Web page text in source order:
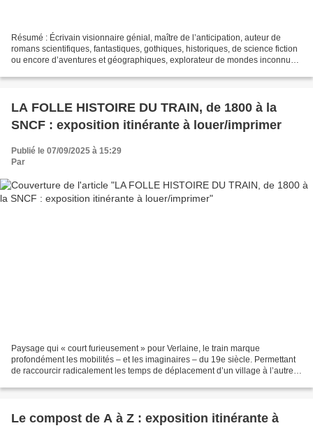
Résumé : Écrivain visionnaire génial, maître de l’anticipation, auteur de
romans scientifiques, fantastiques, gothiques, historiques, de science fiction
ou encore d’aventures et géographiques, explorateur de mondes inconnus,
LA FOLLE HISTOIRE DU TRAIN, de 1800 à la
SNCF : exposition itinérante à louer/imprimer
Publié le 07/09/2025 à 15:29
Par
Paysage qui « court furieusement » pour Verlaine, le train marque
profondément les mobilités – et les imaginaires – du 19e siècle. Permettant
de raccourcir radicalement les temps de déplacement d’un village à l’autre,
Le compost de A à Z : exposition itinérante à